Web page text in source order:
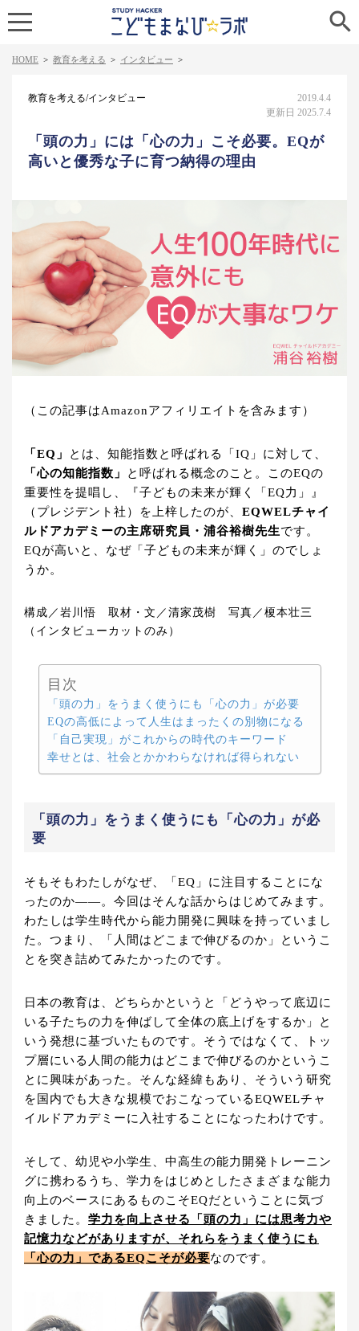

HOME > 教育を考える > インタビュー >
教育を考える/インタビュー
2019.4.4
更新日 2025.7.4
「頭の力」には「心の力」こそ必要。EQが
高いと優秀な子に育つ納得の理由
（この記事はAmazonアフィリエイトを含みます）
「EQ」
とは、知能指数と呼ばれる「IQ」に対して、
「心の知能指数」
と呼ばれる概念のこと。このEQの
重要性を提唱し、『子どもの未来が輝く「EQ力」』
（プレジデント社）を上梓したのが、 EQWELチャイ
ルドアカデミーの主席研究員・浦谷裕樹先生です。
EQが高いと、なぜ「子どもの未来が輝く」のでしょ
うか。
構成／岩川悟 取材・文／清家茂樹 写真／榎本壮三
（インタビューカットのみ）
目次
「頭の力」をうまく使うにも「心の力」が必要
EQの高低によって人生はまったくの別物になる
「自己実現」がこれからの時代のキーワード
幸せとは、社会とかかわらなければ得られない
「頭の力」をうまく使うにも「心の力」が必
要
そもそもわたしがなぜ、「EQ」に注目することにな
ったのか――。今回はそんな話からはじめてみます。
わたしは学生時代から能力開発に興味を持っていまし
た。つまり、「人間はどこまで伸びるのか」というこ
とを突き詰めてみたかったのです。
日本の教育は、どちらかというと「どうやって底辺に
いる子たちの力を伸ばして全体の底上げをするか」と
いう発想に基づいたものです。そうではなくて、トッ
プ層にいる人間の能力はどこまで伸びるのかというこ
とに興味があった。そんな経緯もあり、そういう研究
を国内でも大きな規模でおこなっているEQWELチャ
イルドアカデミーに入社することになったわけです。
そして、幼児や小学生、中高生の能力開発トレーニン
グに携わるうち、学力をはじめとしたさまざまな能力
向上のベースにあるものこそEQだということに気づ
きました。 学力を向上させる「頭の力」には思考力や
記憶力などがありますが、 それらをうまく使うにも
「心の力」であるEQこそが必要なのです。